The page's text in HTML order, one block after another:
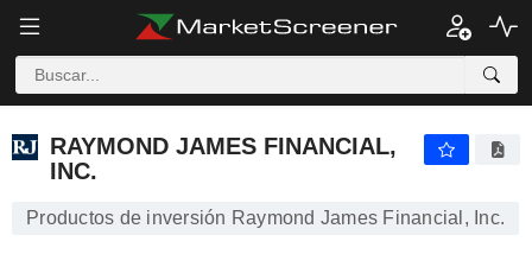
RAYMOND JAMES FINANCIAL,
INC.
Productos de inversión Raymond James Financial, Inc.